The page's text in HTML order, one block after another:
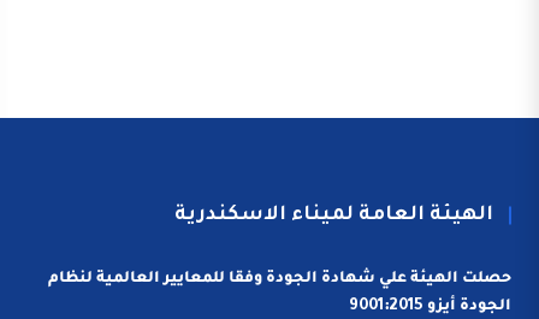
الهيئة العامة لميناء الاسكندرية
حصلت الهيئة علي شهادة الجودة وفقا للمعايير العالمية لنظام
الجودة أيزو 9001:2015